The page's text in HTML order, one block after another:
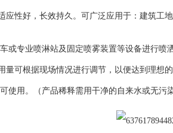
性好，长效持久。可广泛应用于：建筑工
或专业喷淋站及固定喷雾装置等设备进行
量可根据现场情况进行调节，以便达到理想
使用。（产品稀释需用干净的自来水或无污